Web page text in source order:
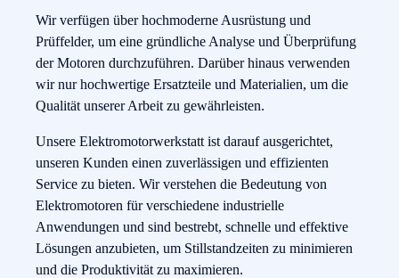
Wir verfügen über hochmoderne Ausrüstung und
Prüffelder, um eine gründliche Analyse und Überprüfung
der Motoren durchzuführen. Darüber hinaus verwenden
wir nur hochwertige Ersatzteile und Materialien, um die
Qualität unserer Arbeit zu gewährleisten.
Unsere Elektromotorwerkstatt ist darauf ausgerichtet,
unseren Kunden einen zuverlässigen und effizienten
Service zu bieten. Wir verstehen die Bedeutung von
Elektromotoren für verschiedene industrielle
Anwendungen und sind bestrebt, schnelle und effektive
Lösungen anzubieten, um Stillstandzeiten zu minimieren
und die Produktivität zu maximieren.